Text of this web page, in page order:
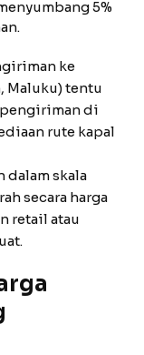
5%
ke
Maluku) tentu
pengiriman di
rute kapal
dalam skala
secara harga
retail atau